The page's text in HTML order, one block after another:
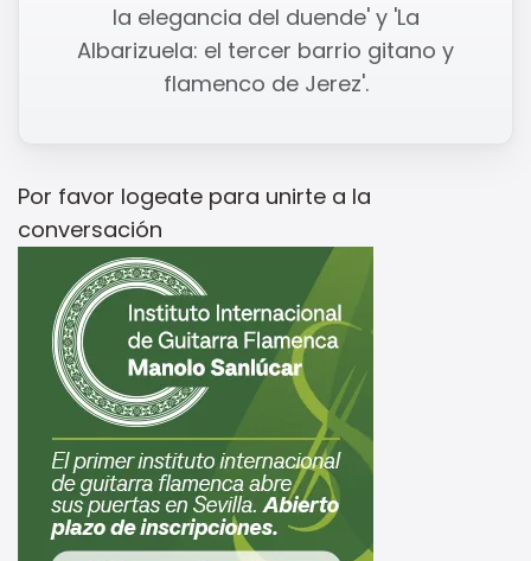
la elegancia del duende' y 'La
Albarizuela: el tercer barrio gitano y
flamenco de Jerez'.
Por favor logeate para unirte a la
conversación